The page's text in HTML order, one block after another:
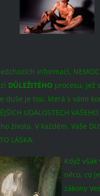
informací,
DŮLEŽITÉHOprocesu, jež
duše je tou, která s vámi
UDÁLOSTECH
života. V každém. Vaše
LÁSKA.
Když
něco, co
zákony